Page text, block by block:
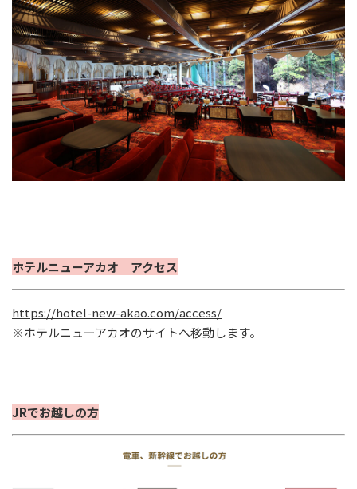
ホテルニューアカオ アクセス
https://hotel-new-akao.com/access/
※ホテルニューアカオのサイトへ移動します。
JRでお越しの方